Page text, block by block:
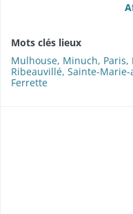
Sainte-Marie-aux-Mines.
pauvres chrétiens et
aussi la sous-série 4 O
le dossier de Weisgerber
(hospices catholique,
la sous-série 4 O Sainte-
Mots clés lieux
Mulhouse, Minuch, Paris,
Ribeauvillé, Sainte-
Ferrette